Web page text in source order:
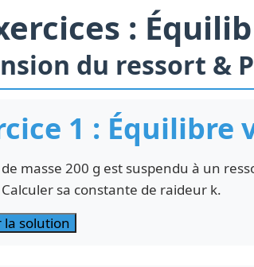
:
du ressort &
1 : Équilibre
masse 200 g est suspendu à un
sa constante de raideur k.
la solution